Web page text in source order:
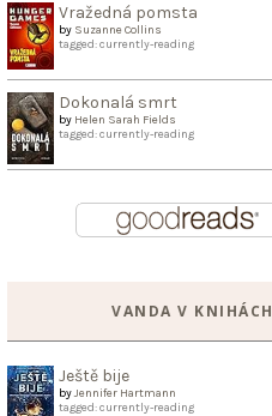
Vražedná pomsta
by Suzanne Collins
tagged: currently-reading
Dokonalá smrt
by Helen Sarah Fields
tagged: currently-reading
VANDA V KNIHÁCH
Ještě bije
byJennifer Hartmann
tagged: currently-reading